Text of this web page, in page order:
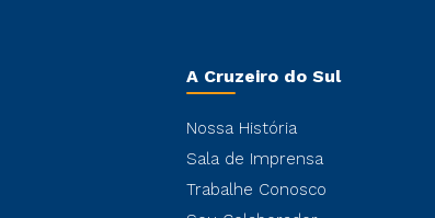
A Cruzeiro do Sul
Nossa História
Sala de Imprensa
Trabalhe Conosco